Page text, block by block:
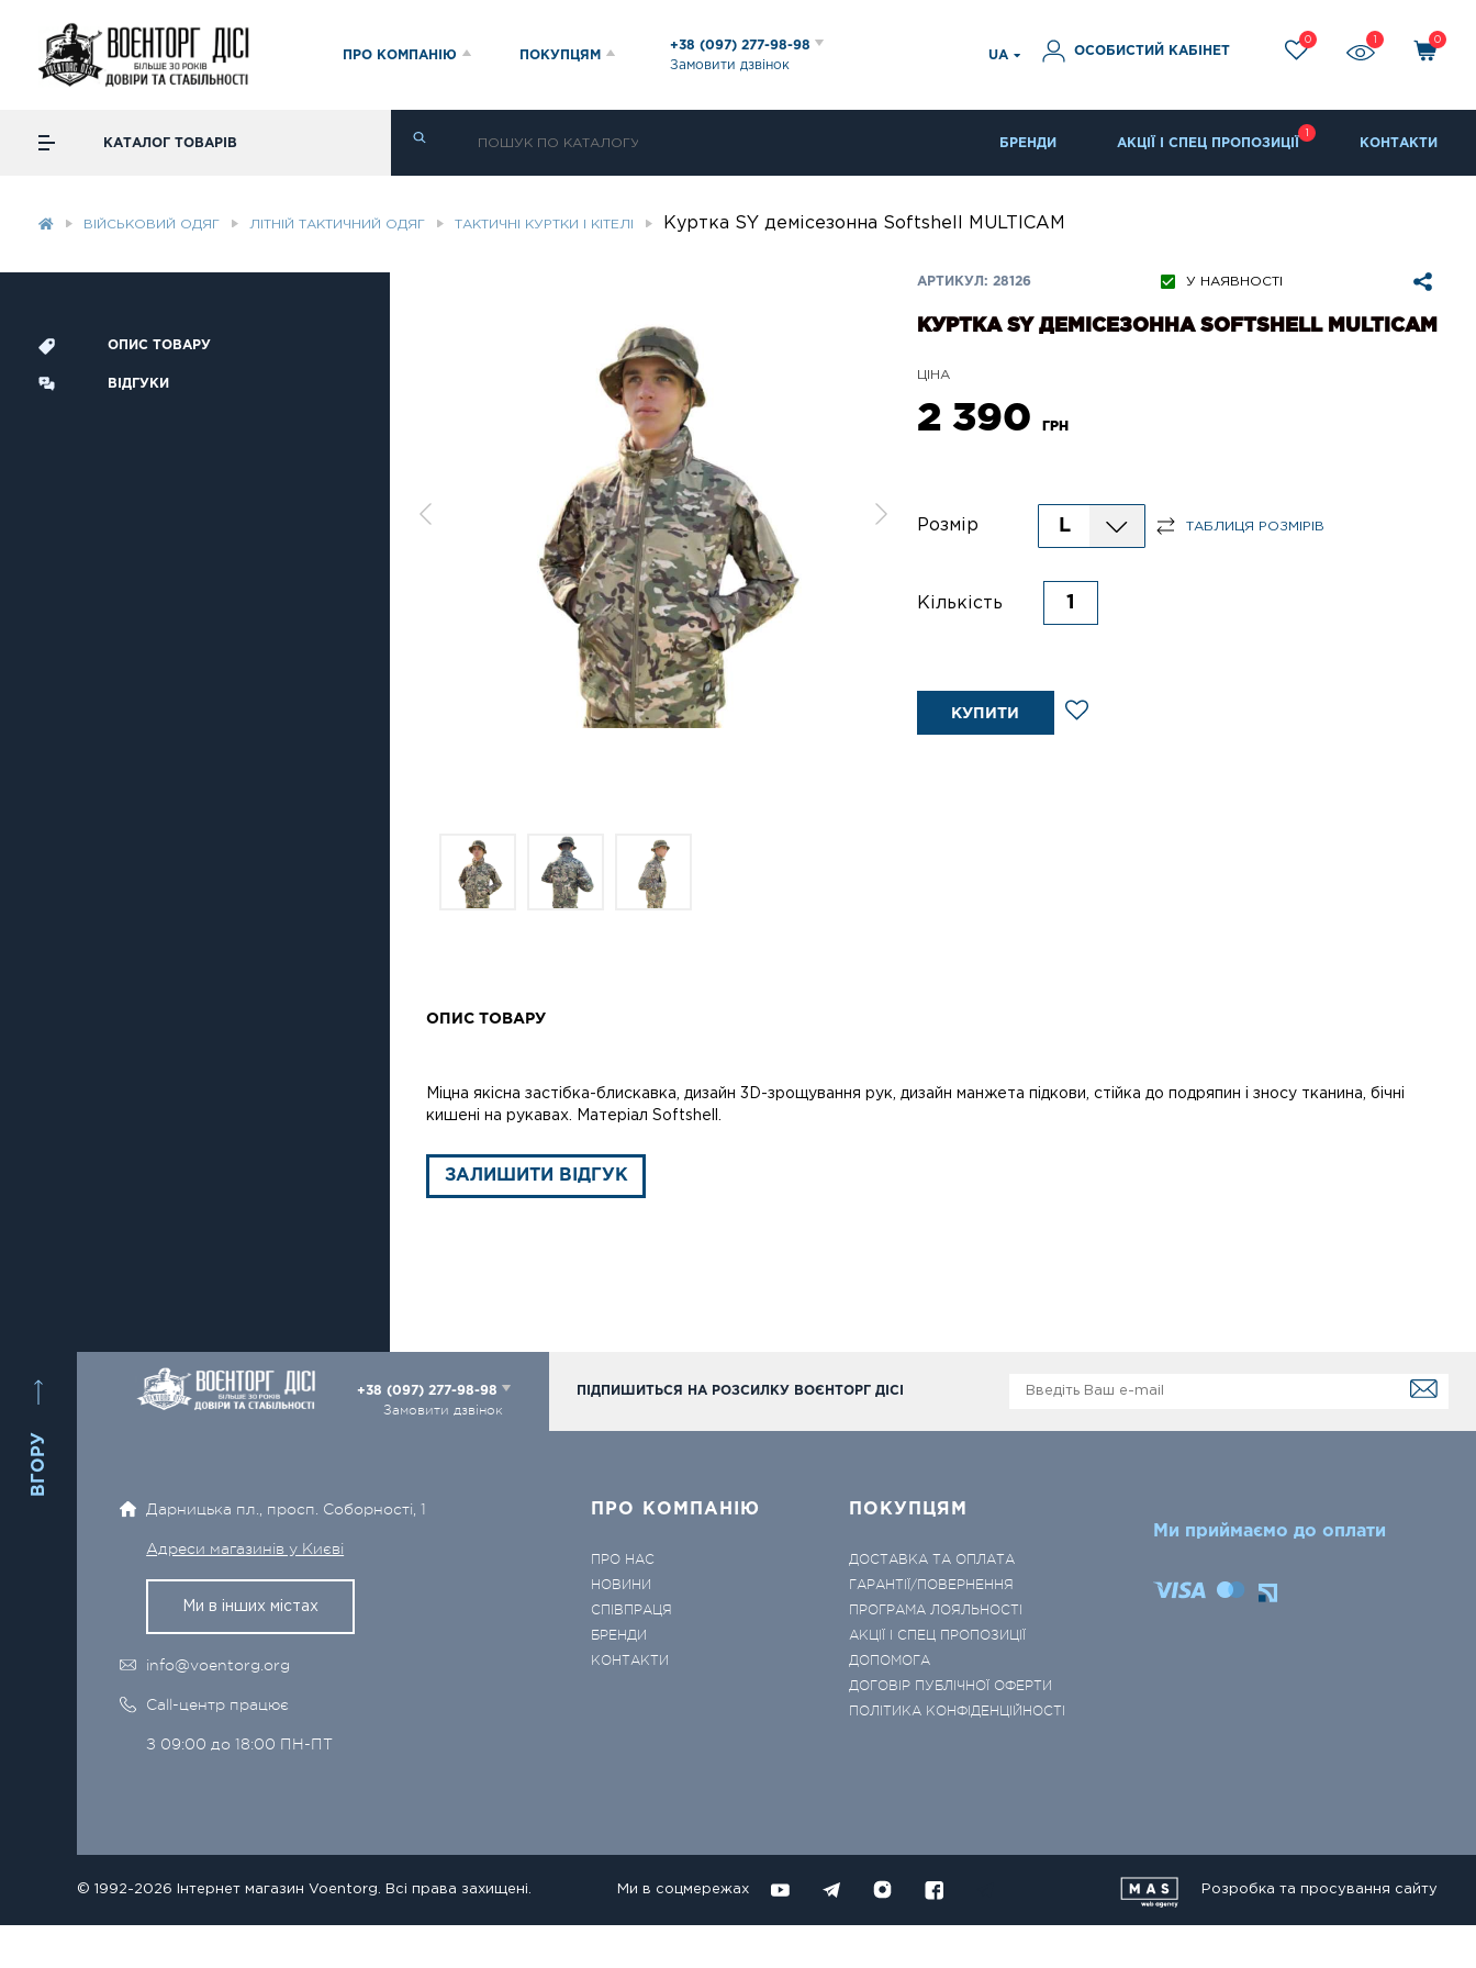
ПРО КОМПАНІЮ ПОКУПЦЯМ
+38 (097) 277-98-98
Замовити дзвінок
UA ОСОБИСТИЙ КАБІНЕТ
0 0
КАТАЛОГ ТОВАРІВ БРЕНДИ АКЦІЇ І СПЕЦ ПРОПОЗИЦІЇ КОНТАКТИ
ВІЙСЬКОВИЙ ОДЯГ ЛІТНІЙ ТАКТИЧНИЙ ОДЯГ ТАКТИЧНІ КУРТКИ І КІТЕЛІ Куртка SY демісезонна Softshell MULTICAM
ОПИС ТОВАРУ
ВІДГУКИ
АРТИКУЛ: 28126 У НАЯВНОСТІ
КУРТКА SY ДЕМІСЕЗОННА SOFTSHELL MULTICAM
ЦІНА
2 390 ГРН
Розмір L ТАБЛИЦЯ РОЗМІРІВ
Кількість
КУПИТИ
ОПИС ТОВАРУ
Міцна якісна застібка-блискавка, дизайн 3D-зрощування рук, дизайн манжета підкови, стійка до подряпин і зносу тканина, бічні
кишені на рукавах. Матеріал Softshell.
ЗАЛИШИТИ ВІДГУК
ВГОРУ
+38 (097) 277-98-98
Замовити дзвінок
ПІДПИШИТЬСЯ НА РОЗСИЛКУ ВОЄНТОРГ ДІСІ
Дарницька пл., просп. Соборності, 1
Адреси магазинів у Києві
Ми в інших містах
info@voentorg.org
Call-центр працює
З 09:00 до 18:00 ПН-ПТ
ПРО КОМПАНІЮ
ПРО НАС
НОВИНИ
СПІВПРАЦЯ
БРЕНДИ
КОНТАКТИ
ПОКУПЦЯМ
ДОСТАВКА ТА ОПЛАТА
ГАРАНТІЇ/ПОВЕРНЕННЯ
ПРОГРАМА ЛОЯЛЬНОСТІ
АКЦІЇ І СПЕЦ ПРОПОЗИЦІЇ
ДОПОМОГА
ДОГОВІР ПУБЛІЧНОЇ ОФЕРТИ
ПОЛІТИКА КОНФІДЕНЦІЙНОСТІ
Ми приймаємо до оплати
© 1992-2026 Інтернет магазин Voentorg. Всі права захищені. Ми в соцмережах Розробка та просування сайту